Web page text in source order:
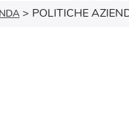
> POLITICHE